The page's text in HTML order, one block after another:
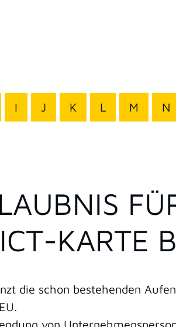
I J K L M N
KARTE
die schon bestehenden